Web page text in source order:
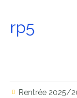
rp5
Rentrée